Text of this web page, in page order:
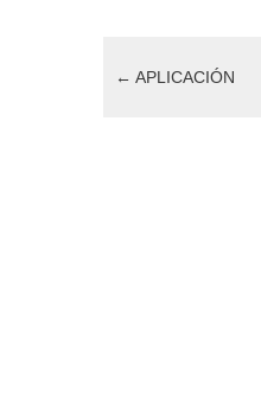
← APLICACIÓN